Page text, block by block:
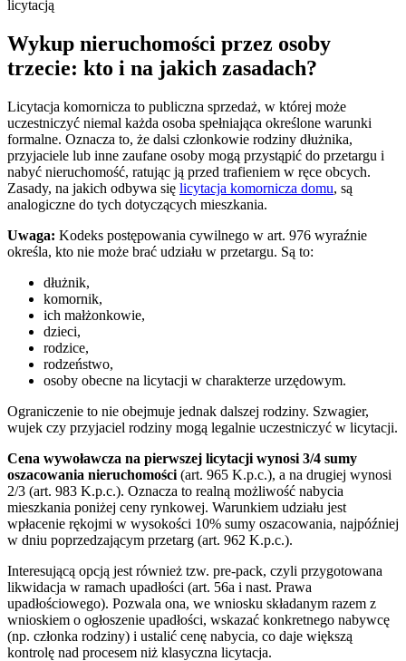
Wykup nieruchomości przez osoby
trzecie: kto i na jakich zasadach?
Licytacja komornicza to publiczna sprzedaż, w której może
uczestniczyć niemal każda osoba spełniająca określone warunki
formalne. Oznacza to, że dalsi członkowie rodziny dłużnika,
przyjaciele lub inne zaufane osoby mogą przystąpić do przetargu i
nabyć nieruchomość, ratując ją przed trafieniem w ręce obcych.
Zasady, na jakich odbywa się licytacja komornicza domu, są
analogiczne do tych dotyczących mieszkania.
Uwaga: Kodeks postępowania cywilnego w art. 976 wyraźnie
określa, kto nie może brać udziału w przetargu. Są to:
dłużnik,
komornik,
ich małżonkowie,
dzieci,
rodzice,
rodzeństwo,
osoby obecne na licytacji w charakterze urzędowym.
Ograniczenie to nie obejmuje jednak dalszej rodziny. Szwagier,
wujek czy przyjaciel rodziny mogą legalnie uczestniczyć w licytacji.
Cena wywoławcza na pierwszej licytacji wynosi 3/4 sumy
oszacowania nieruchomości (art. 965 K.p.c.), a na drugiej wynosi
2/3 (art. 983 K.p.c.). Oznacza to realną możliwość nabycia
mieszkania poniżej ceny rynkowej. Warunkiem udziału jest
wpłacenie rękojmi w wysokości 10% sumy oszacowania, najpóźniej
w dniu poprzedzającym przetarg (art. 962 K.p.c.).
Interesującą opcją jest również tzw. pre-pack, czyli przygotowana
likwidacja w ramach upadłości (art. 56a i nast. Prawa
upadłościowego). Pozwala ona, we wniosku składanym razem z
wnioskiem o ogłoszenie upadłości, wskazać konkretnego nabywcę
(np. członka rodziny) i ustalić cenę nabycia, co daje większą
kontrolę nad procesem niż klasyczna licytacja.